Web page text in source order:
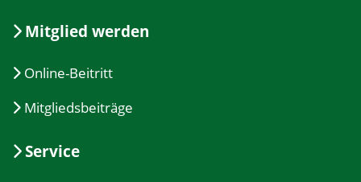
Mitglied werden
Online-Beitritt
Mitgliedsbeiträge
Service